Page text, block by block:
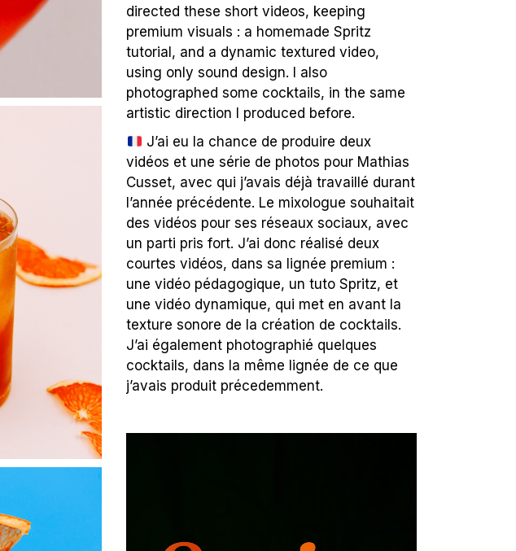
directed these short videos, keeping
premium visuals : a homemade Spritz
tutorial, and a dynamic textured video,
using only sound design. I also
photographed some cocktails, in the same
artistic direction I produced before.
J’ai eu la chance de produire deux
vidéos et une série de photos pour Mathias
Cusset, avec qui j’avais déjà travaillé durant
l’année précédente. Le mixologue souhaitait
des vidéos pour ses réseaux sociaux, avec
un parti pris fort. J’ai donc réalisé deux
courtes vidéos, dans sa lignée premium :
une vidéo pédagogique, un tuto Spritz, et
une vidéo dynamique, qui met en avant la
texture sonore de la création de cocktails.
J’ai également photographié quelques
cocktails, dans la même lignée de ce que
j’avais produit précedemment.